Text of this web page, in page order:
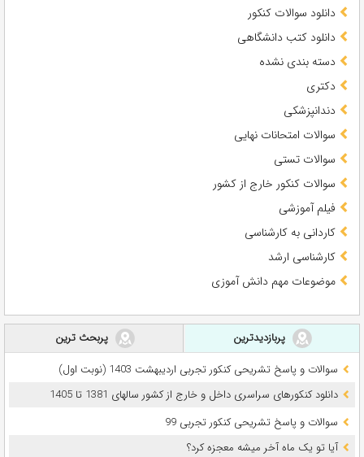
دانلود سوالات کنکور
دانلود کتب دانشگاهی
دسته بندی نشده
دکتری
دندانپزشکی
سوالات امتحانات نهایی
سوالات تستی
سوالات کنکور خارج از کشور
فیلم آموزشی
کاردانی به کارشناسی
کارشناسی ارشد
موضوعات مهم دانش آموزی
پربازدیدترین
پربحث ترین
سوالات و پاسخ تشریحی کنکور تجربی اردیبهشت 1403 (نوبت اول)
دانلود کنکورهای سراسری داخل و خارج از کشور سالهای 1381 تا 1405
سوالات و پاسخ تشریحی کنکور تجربی 99
آیا تو یک ماه آخر میشه معجزه کرد؟